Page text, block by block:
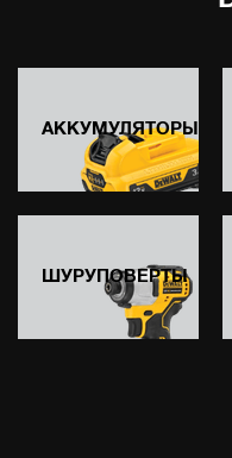
АККУМУЛЯТОРЫ
ШУРУПОВЕРТЫ